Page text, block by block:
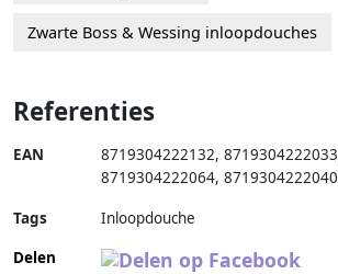
Zwarte Boss & Wessing inloopdouches
Referenties
EAN 8719304222132, 8719304222033
8719304222064, 8719304222040
Tags
Inloopdouche
Delen